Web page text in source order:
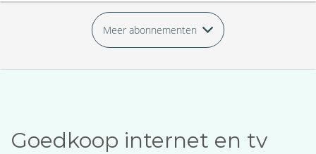
Meer abonnementen
Goedkoop internet en tv